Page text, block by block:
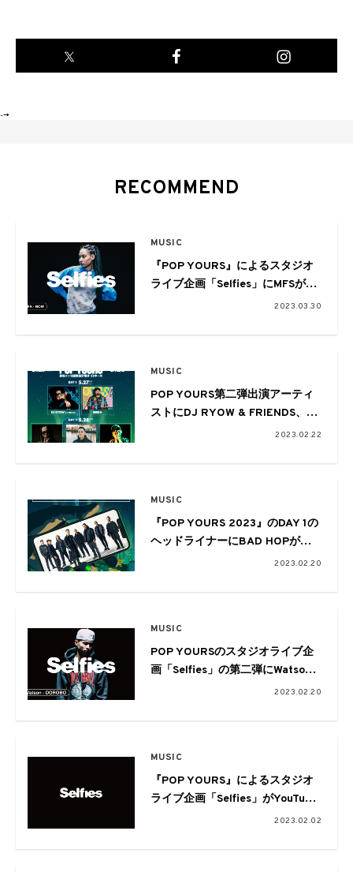
-->
RECOMMEND
MUSIC
『POP YOURS』によるスタジオ
ライブ企画「Selfies」にMFSが登
場。代表曲「BOW」を披露2023.03.30
MUSIC
POP YOURS第二弾出演アーティ
ストにDJ RYOW & FRIENDS、
SEEDA、Bonbero、JJJ、JP THE
2023.02.22
MUSIC
『POP YOURS 2023』のDAY 1の
ヘッドライナーにBAD HOPが緊
2023.02.20
MUSIC
POP YOURSのスタジオライブ企
画「Selfies」の第二弾にWatson
2023.02.20
MUSIC
『POP YOURS』によるスタジオ
ライブ企画「Selfies」がYouTube
でスタート。現代のラッパーの自
2023.02.02